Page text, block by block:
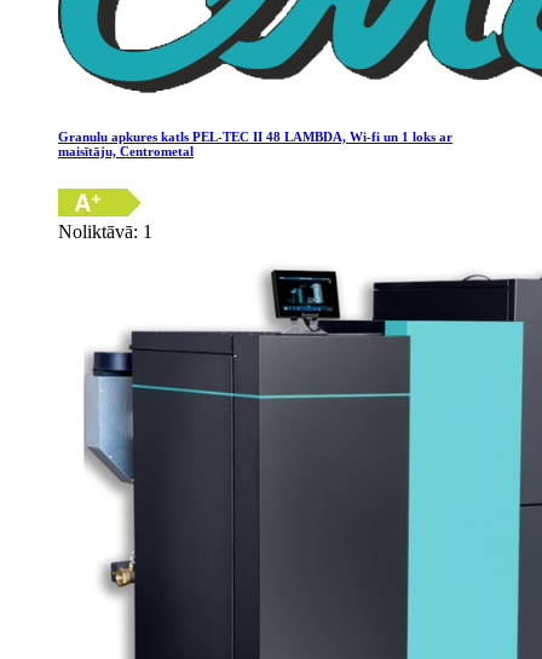
Granulu apkures katls PEL-TEC II 48 LAMBDA, Wi-fi un 1 loks ar
maisītāju, Centrometal
Noliktāvā: 1